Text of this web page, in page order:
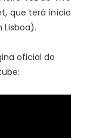
que terá início
Lisboa).
oficial do